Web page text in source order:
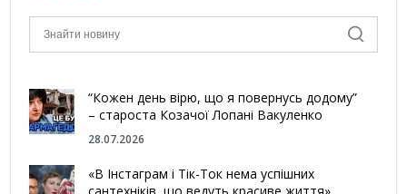
“Кожен день вірю, що я повернусь додому”
– староста Козачої Лопані Вакуленко
28.07.2026
«В Інстаграм і Тік-Ток нема успішних